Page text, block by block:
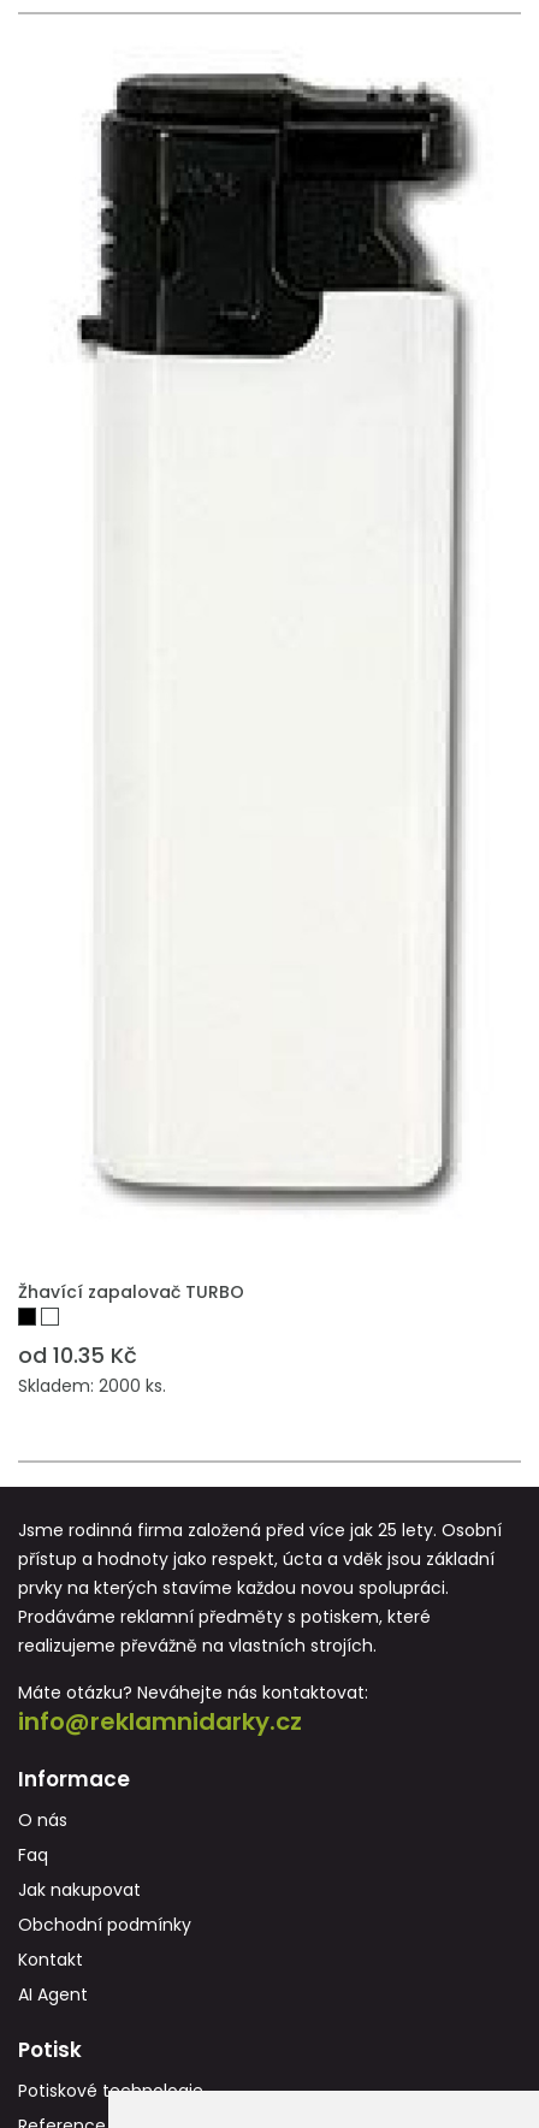
PŘIDAT DO POPTÁVKY
Žhavící zapalovač TURBO
od 10.35 Kč
Skladem: 2000 ks.
Jsme rodinná firma založená před více jak 25 lety. Osobní
přístup a hodnoty jako respekt, úcta a vděk jsou základní
prvky na kterých stavíme každou novou spolupráci.
Prodáváme reklamní předměty s potiskem, které
realizujeme převážně na vlastních strojích.
Máte otázku? Neváhejte nás kontaktovat:
info@reklamnidarky.cz
Informace
O nás
Faq
Jak nakupovat
Obchodní podmínky
Kontakt
AI Agent
Potisk
Potiskové technologie